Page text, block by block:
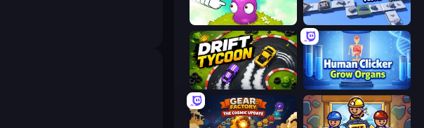
Clicker Heroes Conveyor Idle
Drift Tycoon Human Clicker: Grow Organs